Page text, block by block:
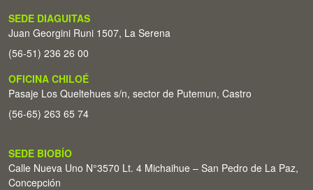
SEDE DIAGUITAS
Juan Georgini Runi 1507, La Serena
(56-51) 236 26 00
OFICINA CHILOÉ
Pasaje Los Queltehues s/n, sector de Putemun, Castro
(56-65) 263 65 74
SEDE BIOBÍO
Calle Nueva Uno N°3570 Lt. 4 Michaihue – San Pedro de La Paz,
Concepción